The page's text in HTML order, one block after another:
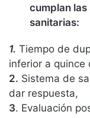
cumplan
sanitarias:
1. Tiempo de
inferior a quince
2. Sistema de
dar respuesta,
3. Evaluación